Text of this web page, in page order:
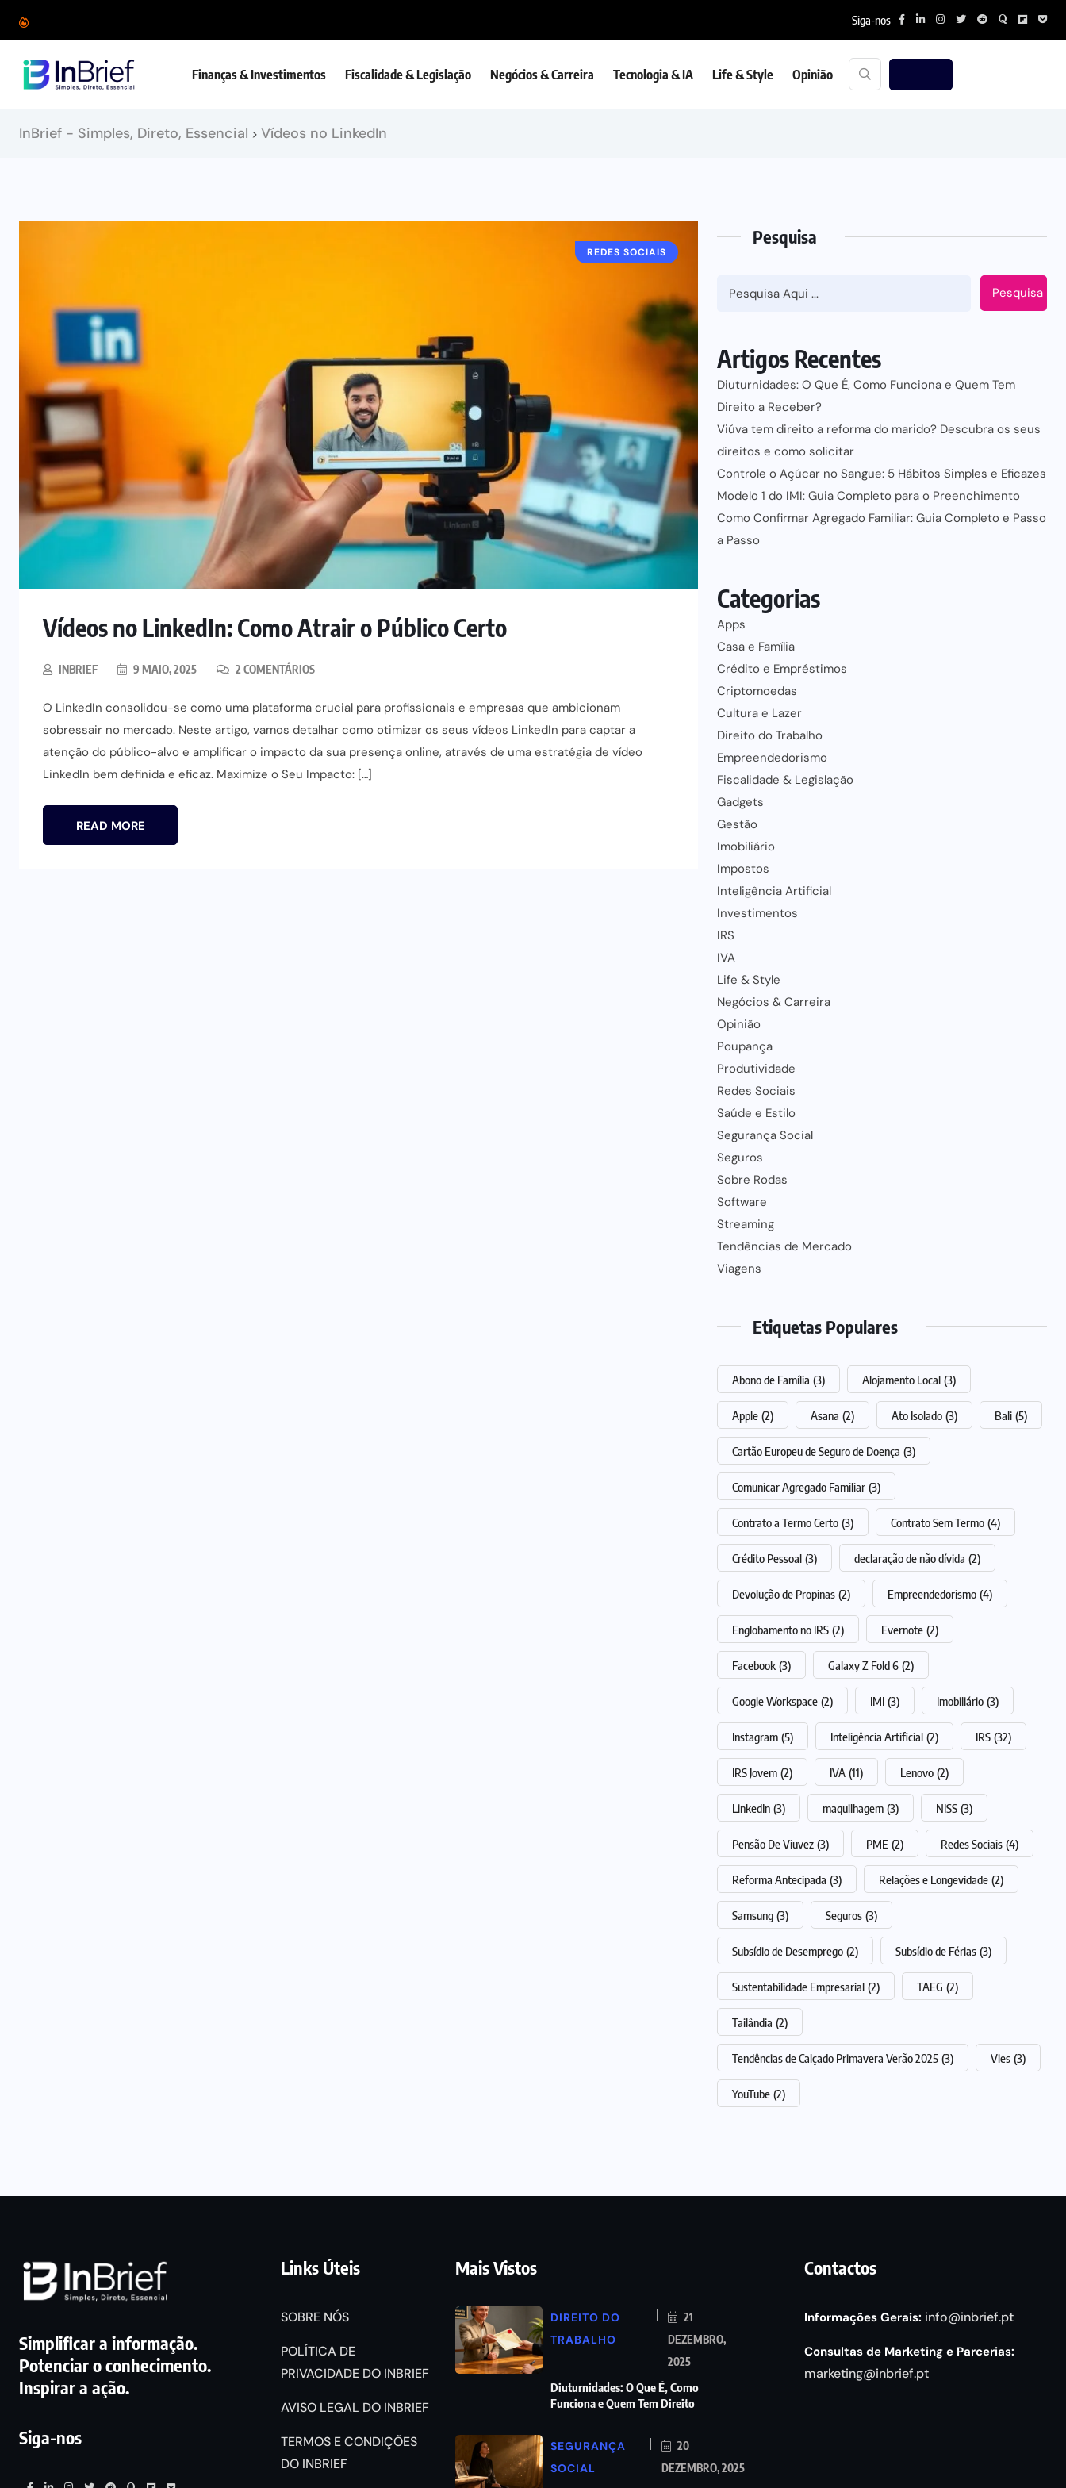
Siga-nos
Finanças & Investimentos Fiscalidade & Legislação Negócios & Carreira Tecnologia & IA Life & Style Opinião
InBrief - Simples, Direto, Essencial > Vídeos no LinkedIn
REDES SOCIAIS
Vídeos no LinkedIn: Como Atrair o Público Certo
INBRIEF 9 MAIO, 2025 2 COMENTÁRIOS
O LinkedIn consolidou-se como uma plataforma crucial para profissionais e empresas que ambicionam
sobressair no mercado. Neste artigo, vamos detalhar como otimizar os seus vídeos LinkedIn para captar a
atenção do público-alvo e amplificar o impacto da sua presença online, através de uma estratégia de vídeo
LinkedIn bem definida e eficaz. Maximize o Seu Impacto: […]
READ MORE
Pesquisa
Pesquisa
Artigos Recentes
Diuturnidades: O Que É, Como Funciona e Quem Tem
Direito a Receber?
Viúva tem direito a reforma do marido? Descubra os seus
direitos e como solicitar
Controle o Açúcar no Sangue: 5 Hábitos Simples e Eficazes
Modelo 1 do IMI: Guia Completo para o Preenchimento
Como Confirmar Agregado Familiar: Guia Completo e Passo
a Passo
Categorias
Apps
Casa e Família
Crédito e Empréstimos
Criptomoedas
Cultura e Lazer
Direito do Trabalho
Empreendedorismo
Fiscalidade & Legislação
Gadgets
Gestão
Imobiliário
Impostos
Inteligência Artificial
Investimentos
IRS
IVA
Life & Style
Negócios & Carreira
Opinião
Poupança
Produtividade
Redes Sociais
Saúde e Estilo
Segurança Social
Seguros
Sobre Rodas
Software
Streaming
Tendências de Mercado
Viagens
Etiquetas Populares
Abono de Família (3) Alojamento Local (3)
Apple (2) Asana (2) Ato Isolado (3) Bali (5)
Cartão Europeu de Seguro de Doença (3)
Comunicar Agregado Familiar (3)
Contrato a Termo Certo (3) Contrato Sem Termo (4)
Crédito Pessoal (3) declaração de não dívida (2)
Devolução de Propinas (2) Empreendedorismo (4)
Englobamento no IRS (2) Evernote (2)
Facebook (3) Galaxy Z Fold 6 (2)
Google Workspace (2) IMI (3) Imobiliário (3)
Instagram (5) Inteligência Artificial (2) IRS (32)
IRS Jovem (2) IVA (11) Lenovo (2)
LinkedIn (3) maquilhagem (3) NISS (3)
Pensão De Viuvez (3) PME (2) Redes Sociais (4)
Reforma Antecipada (3) Relações e Longevidade (2)
Samsung (3) Seguros (3)
Subsídio de Desemprego (2) Subsídio de Férias (3)
Sustentabilidade Empresarial (2) TAEG (2)
Tailândia (2)
Tendências de Calçado Primavera Verão 2025 (3) Vies (3)
YouTube (2)
Simplificar a informação.
Potenciar o conhecimento.
Inspirar a ação.
Siga-nos
Links Úteis
SOBRE NÓS
POLÍTICA DE
PRIVACIDADE DO INBRIEF
AVISO LEGAL DO INBRIEF
TERMOS E CONDIÇÕES
DO INBRIEF
Mais Vistos
DIREITO DO
TRABALHO
21
DEZEMBRO,
2025
Diuturnidades: O Que É, Como
Funciona e Quem Tem Direito
SEGURANÇA
SOCIAL
20
DEZEMBRO, 2025
Contactos
Informações Gerais: info@inbrief.pt
Consultas de Marketing e Parcerias:
marketing@inbrief.pt